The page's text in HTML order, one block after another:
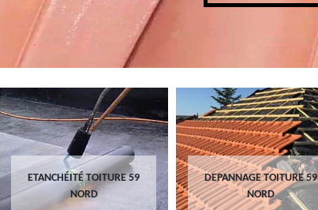
ETANCHÉITÉ TOITURE 59
NORD
DEPANNAGE TOITURE 59
NORD